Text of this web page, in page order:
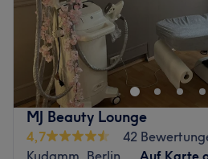
Wer sich eine kleine Auszeit vom
dabei professionelle Beauty-
Atmosphäre genießen möchte,
Concept in Berlin-Steglitz genau
individuelle Beratung,
ein feines Gespür für die
Kunden im Mittelpunkt. Statt
MJ Beauty Lounge
4,7
42